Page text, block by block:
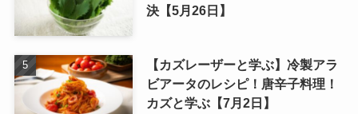
決【5月26日】
【カズレーザーと学ぶ】冷製アラ
ビアータのレシピ！唐辛子料理！
カズと学ぶ【7月2日】